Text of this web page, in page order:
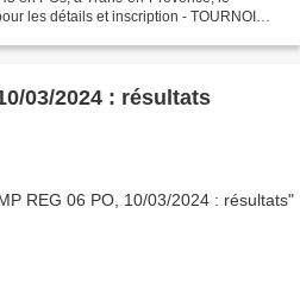
les détails et inscription - TOURNOI
03/2024 : résultats